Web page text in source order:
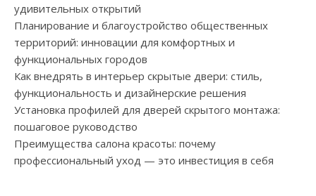
удивительных открытий
Планирование и благоустройство общественных
территорий: инновации для комфортных и
функциональных городов
Как внедрять в интерьер скрытые двери: стиль,
функциональность и дизайнерские решения
Установка профилей для дверей скрытого монтажа:
пошаговое руководство
Преимущества салона красоты: почему
профессиональный уход — это инвестиция в себя